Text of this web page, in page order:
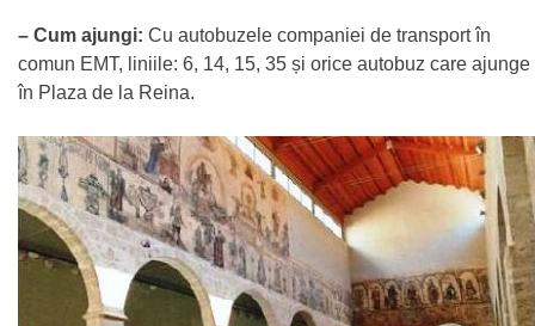
– Cum ajungi: Cu autobuzele companiei de transport în
comun EMT, liniile: 6, 14, 15, 35 și orice autobuz care ajunge
în Plaza de la Reina.